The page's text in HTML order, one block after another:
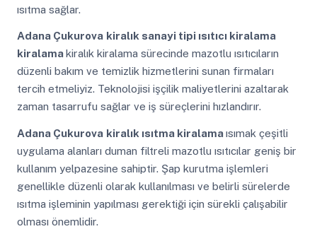
ısıtma sağlar.
Adana Çukurova kiralık sanayi tipi ısıtıcı kiralama
kiralamakiralık kiralama sürecinde mazotlu ısıtıcıların
düzenli bakım ve temizlik hizmetlerini sunan firmaları
tercih etmeliyiz. Teknolojisi işçilik maliyetlerini azaltarak
zaman tasarrufu sağlar ve iş süreçlerini hızlandırır.
Adana Çukurova kiralık ısıtma kiralamaısımak çeşitli
uygulama alanları duman filtreli mazotlu ısıtıcılar geniş bir
kullanım yelpazesine sahiptir. Şap kurutma işlemleri
genellikle düzenli olarak kullanılması ve belirli sürelerde
ısıtma işleminin yapılması gerektiği için sürekli çalışabilir
olması önemlidir.